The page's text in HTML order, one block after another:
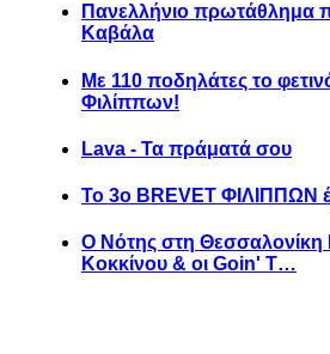
Πανελλήνιο πρωτάθλημα
Καβάλα
Με 110 ποδηλάτες το
Φιλίππων!
Lava - Τα πράματά σου
Το 3ο BREVET ΦΙΛΙΠΠΩΝ
Ο Νότης στη Θεσσαλονίκη
Κοκκίνου & οι Goin' T…